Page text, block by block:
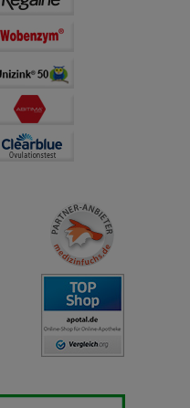
Weise der Nutzung
deren Hilfe wir unsere
können, den Inhalt
die Werbung auf
Sie zu gestalten.
hierfür teilweise an
Medien